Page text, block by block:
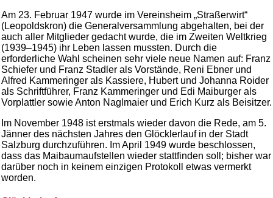
Am 23. Februar 1947 wurde im Vereinsheim „Straßerwirt“
(Leopoldskron) die Generalversammlung abgehalten, bei der
auch aller Mitglieder gedacht wurde, die im Zweiten Weltkrieg
(1939–1945) ihr Leben lassen mussten. Durch die
erforderliche Wahl scheinen sehr viele neue Namen auf: Franz
Schiefer und Franz Stadler als Vorstände, Reni Ebner und
Alfred Kammeringer als Kassiere, Hubert und Johanna Roider
als Schriftführer, Franz Kammeringer und Edi Maiburger als
Vorplattler sowie Anton Naglmaier und Erich Kurz als Beisitzer.
Im November 1948 ist erstmals wieder davon die Rede, am 5.
Jänner des nächsten Jahres den Glöcklerlauf in der Stadt
Salzburg durchzuführen. Im April 1949 wurde beschlossen,
dass das Maibaumaufstellen wieder stattfinden soll; bisher war
darüber noch in keinem einzigen Protokoll etwas vermerkt
worden.